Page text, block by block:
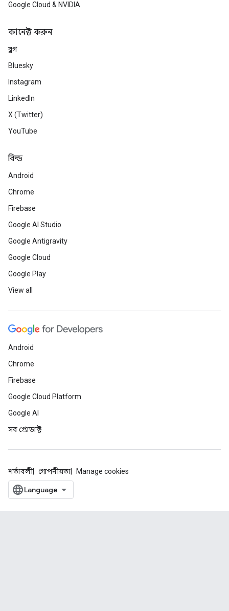
Google Cloud & NVIDIA
কানেক্ট করুন
ব্লগ
Bluesky
Instagram
LinkedIn
X (Twitter)
YouTube
বিল্ড
Android
Chrome
Firebase
Google AI Studio
Google Antigravity
Google Cloud
Google Play
View all
Android
Chrome
Firebase
Google Cloud Platform
Google AI
সব প্রোডাক্ট
শর্তাবলী গোপনীয়তা Manage cookies